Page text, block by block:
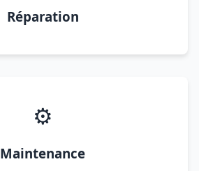
Réparation
⚙️
Maintenance